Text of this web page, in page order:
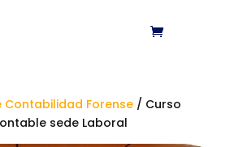
Contabilidad Forense/ Curso
sede Laboral